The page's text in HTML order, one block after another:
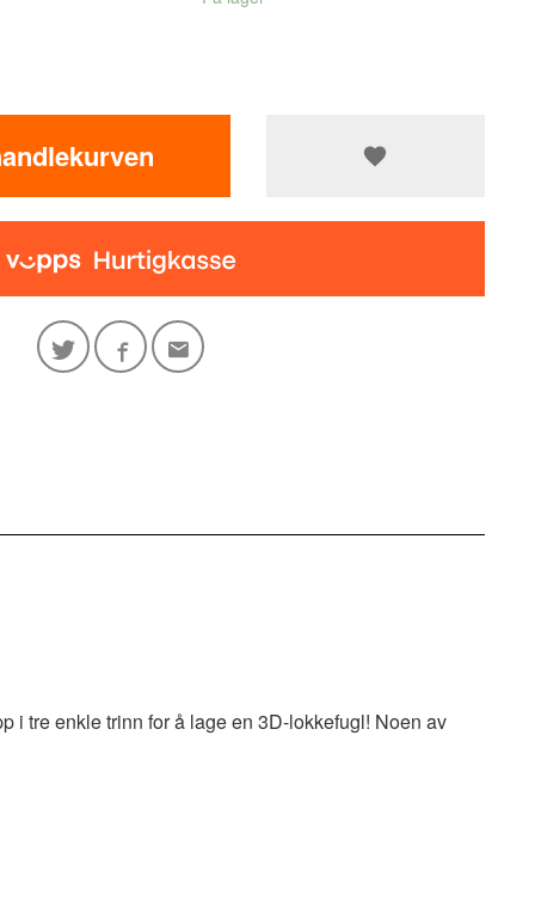
i tre enkle trinn for å lage en 3D-lokkefugl! Noen av